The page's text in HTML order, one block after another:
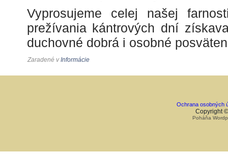
Vyprosujeme celej našej
prežívania kántrových dní
duchovné dobrá i osobné
Zaradené v Informácie
Ochrana osobných
Copyright
Poháňa